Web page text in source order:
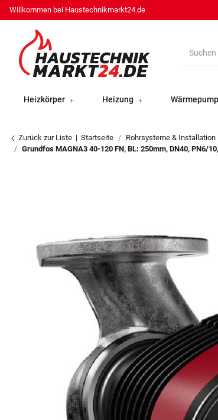
Willkommen bei Haustechnikmarkt24.de
Heizkörper Heizung
Zurück zur Liste Startseite Rohrsysteme & Installation
Grundfos MAGNA3 40-120 FN, BL: 250mm, DN40, PN6/